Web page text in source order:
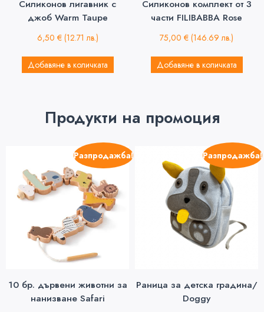
Силиконов лигавник с
джоб Warm Taupe
6,50 € (12.71 лв.)
Добавяне в количката
Силиконов комплект от 3
части FILIBABBA Rose
75,00 € (146.69 лв.)
Добавяне в количката
Продукти на промоция
Разпродажба!
10 бр. дървени животни за
нанизване Safari
Разпродажба!
Раница за детска градина/
Doggy